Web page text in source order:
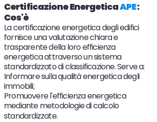
Certificazione EnergeticaAPE:
Cos'è
La certificazione energetica degli edifici
fornisce una valutazione chiara e
trasparente della loro efficienza
energetica attraverso un sistema
standardizzato di classificazione. Serve a:
Informare sulla qualità energetica degli
immobili;
Promuovere l'efficienza energetica
mediante metodologie di calcolo
standardizzate.